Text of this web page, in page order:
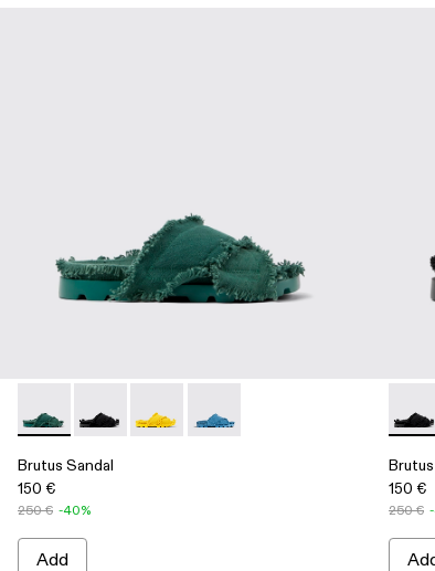
Brutus Sandal - A500001-001 - Green
Brutus Sandal - A500001-004 - Black
Brutus Sandal - A500001-003 - Yellow
Brutus Sandal - A500001-002 -
Brutus Sandal
150 €
250 € -40%
Add
150 €
250 €